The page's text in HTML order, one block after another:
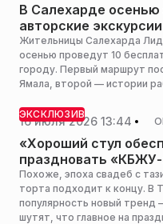
В Салехарде осенью
авторские экскурсии
Жительницы Салехарда
осенью проведут 10
городу. Первый маршрут
Ямала, второй — истории
ЭКСКЛЮЗИВ
16 июля 2026 13:44
«Хороший стул
праздновать
Похоже, эпоха свадеб с
торта подходит к концу. В
популярность новый
шутят, что главное на